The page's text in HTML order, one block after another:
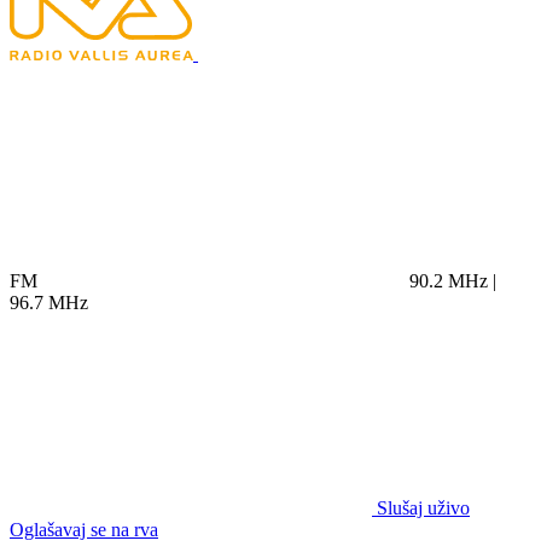
FM
90.2 MHz |
96.7 MHz
Slušaj uživo
Oglašavaj se na rva